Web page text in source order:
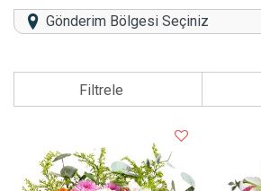
Gönderim Bölgesi Seçiniz
Filtrele